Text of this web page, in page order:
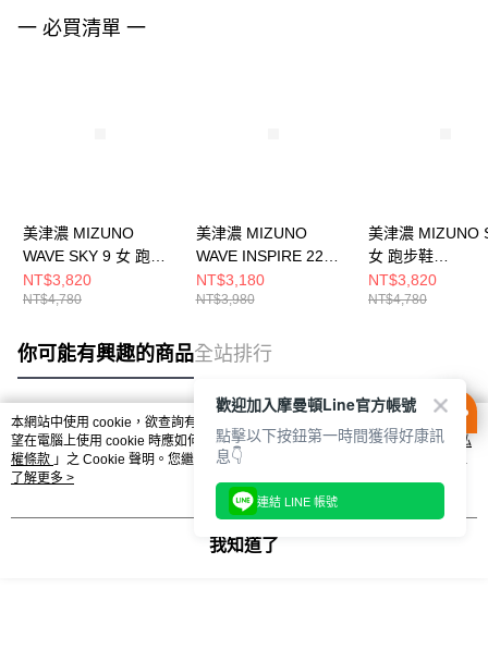
一 必買清單 一
美津濃 MIZUNO
WAVE SKY 9 女 跑步
鞋 J1GD250273
NT$3,820
NT$4,780
美津濃 MIZUNO
WAVE INSPIRE 22
SW 男 跑步鞋
J1GC264506
NT$3,180
NT$3,980
美津濃 MIZUNO
女 跑步鞋
J1GD250224
NT$3,820
NT$4,780
你可能有興趣的商品全站排行
熱門標籤
本網站中使用 cookie，欲查詢有關本網站使用 cookie 方式之詳情，及若您不希
望在電腦上使用 cookie 時應如何變更電腦的 cookie 設定，請參閱本網站「
隱私
權條款 」之 Cookie 聲明。您繼續使用本網站即表示您同意本公司得按本網站使
用條款之 Cookie 聲明使用 cookie。
了解更多 >
我知道了
歡迎加入摩曼頓Line官方帳號
點擊以下按鈕第一時間獲得好康訊
息👇
連結 LINE 帳號